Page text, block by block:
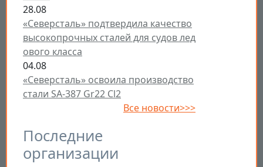
28.08
«Северсталь» подтвердила качество
высокопрочных сталей для судов лед
ового класса
04.08
«Северсталь» освоила производство
стали SA-387 Gr22 Cl2
Все новости>>>
Последние
организации